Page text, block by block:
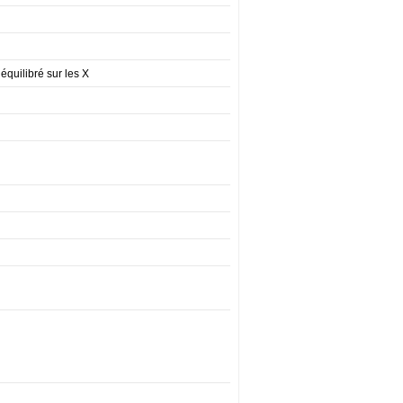
sur les X